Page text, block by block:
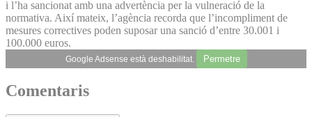
i l’ha sancionat amb una advertència per la vulneració de la
normativa. Així mateix, l’agència recorda que l’incompliment de
mesures correctives poden suposar una sanció d’entre 30.001 i
100.000 euros.
Google Adsense està deshabilitat. Permetre
Comentaris